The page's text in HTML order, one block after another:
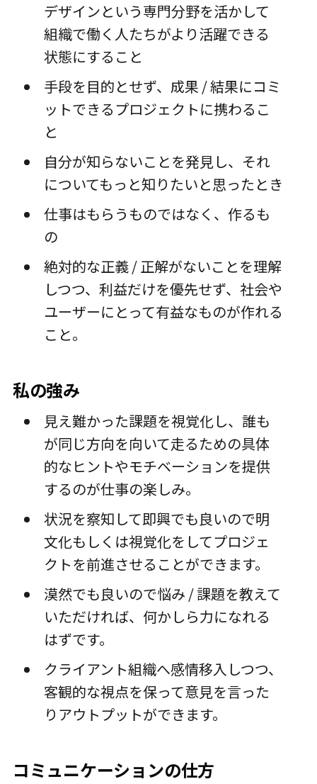
デザインという専門分野を活かして
組織で働く人たちがより活躍できる
状態にすること
手段を目的とせず、成果 / 結果にコミ
ットできるプロジェクトに携わるこ
と
自分が知らないことを発見し、それ
についてもっと知りたいと思ったとき
仕事はもらうものではなく、作るも
の
絶対的な正義 / 正解がないことを理解
しつつ、利益だけを優先せず、社会や
ユーザーにとって有益なものが作れる
こと。
私の強み
見え難かった課題を視覚化し、誰も
が同じ方向を向いて走るための具体
的なヒントやモチベーションを提供
するのが仕事の楽しみ。
状況を察知して即興でも良いので明
文化もしくは視覚化をしてプロジェ
クトを前進させることができます。
漠然でも良いので悩み / 課題を教えて
いただければ、何かしら力になれる
はずです。
クライアント組織へ感情移入しつつ、
客観的な視点を保って意見を言った
りアウトプットができます。
コミュニケーションの仕方